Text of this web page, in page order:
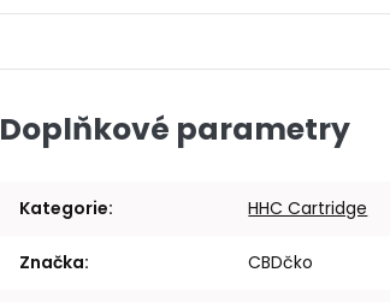
Doplňkové parametry
Kategorie: HHC Cartridge
Značka: CBDčko